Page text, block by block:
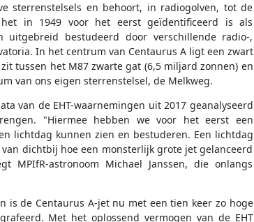
sterrenstelsels en behoort, in radiogolven, tot de
in 1949 voor het eerst geïdentificeerd is als
uitgebreid bestudeerd door verschillende radio-,
In het centrum van Centaurus A ligt een zwart
tussen het M87 zwarte gat (6,5 miljard zonnen) en
van ons eigen sterrenstelsel, de Melkweg.
van de EHT-waarnemingen uit 2017 geanalyseerd
"Hiermee hebben we voor het eerst een
lichtdag kunnen zien en bestuderen. Een lichtdag
dichtbij hoe een monsterlijk grote jet gelanceerd
astronoom Michael Janssen, die onlangs
is de Centaurus A-jet nu met een tien keer zo hoge
Met het oplossend vermogen van de EHT